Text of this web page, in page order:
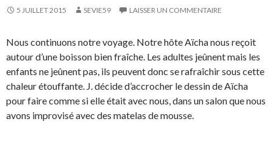
5 JUILLET 2015 SEVIE59 LAISSER UN COMMENTAIRE
Nous continuons notre voyage. Notre hôte Aïcha nous reçoit
autour d’une boisson bien fraîche. Les adultes jeûnent mais les
enfants ne jeûnent pas, ils peuvent donc se rafraîchir sous cette
chaleur étouffante. J. décide d’accrocher le dessin de Aïcha
pour faire comme si elle était avec nous, dans un salon que nous
avons improvisé avec des matelas de mousse.